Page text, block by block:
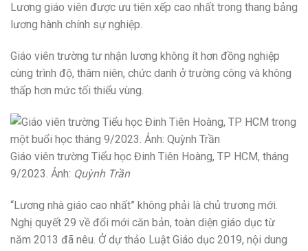
Lương giáo viên được ưu tiên xếp cao nhất trong thang bảng
lương hành chính sự nghiệp.
Giáo viên trường tư nhận lương không ít hơn đồng nghiệp
cùng trình độ, thâm niên, chức danh ở trường công và không
thấp hơn mức tối thiểu vùng.
Giáo viên trường Tiểu học Đinh Tiên Hoàng, TP HCM, tháng
9/2023. Ảnh: Quỳnh Trần
“Lương nhà giáo cao nhất” không phải là chủ trương mới.
Nghị quyết 29 về đổi mới căn bản, toàn diện giáo dục từ
năm 2013 đã nêu. Ở dự thảo Luật Giáo dục 2019, nội dung